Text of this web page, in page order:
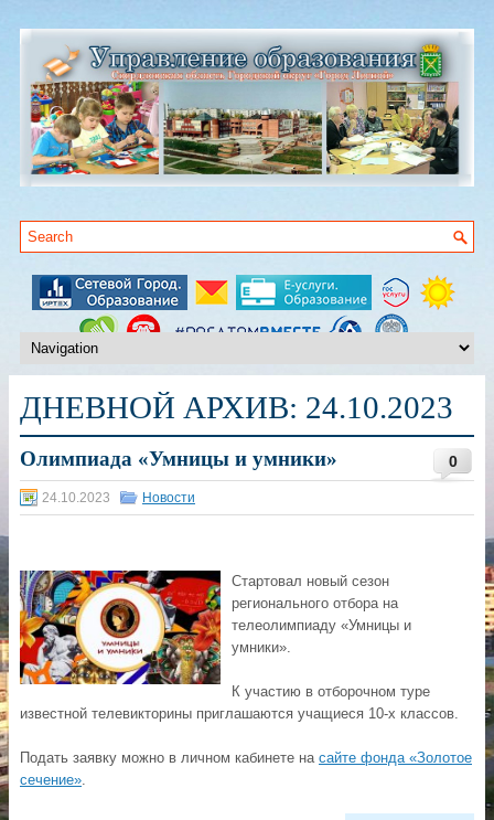
ДНЕВНОЙ АРХИВ: 24.10.2023
0
Олимпиада «Умницы и умники»
24.10.2023 Новости
Стартовал новый сезон
регионального отбора на
телеолимпиаду «Умницы и
умники».
К участию в отборочном туре
известной телевикторины приглашаются учащиеся 10-х классов.
Подать заявку можно в личном кабинете на сайте фонда «Золотое
сечение».